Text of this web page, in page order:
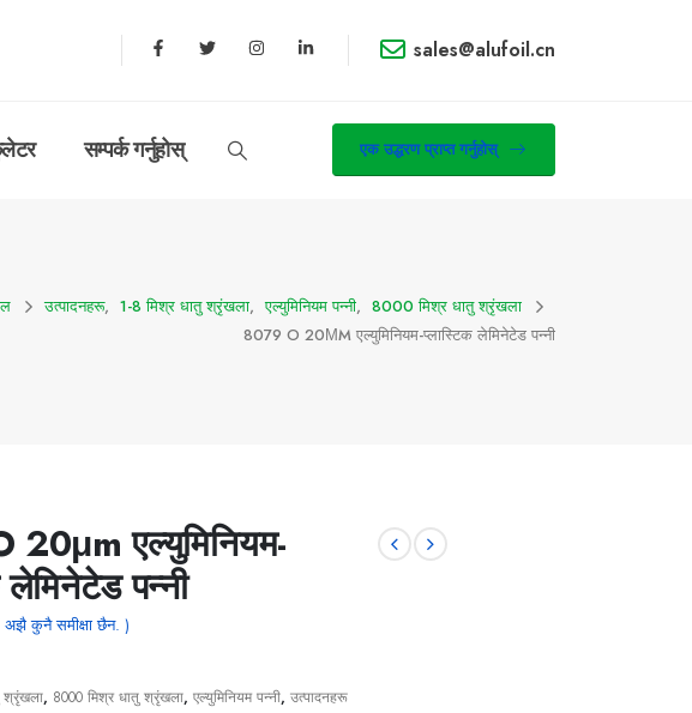
sales@alufoil.cn
सम्पर्क गर्नुहोस् एक उद्धरण प्राप्त गर्नुहोस्
उत्पादनहरू, 1-8 मिश्र धातु श्रृंखला, एल्युमिनियम पन्नी, 8000 मिश्र धातु श्रृंखला
8079 O 20ΜM एल्युमिनियम-प्लास्टिक लेमिनेटेड पन्नी
एल्युमिनियम-
पन्नी
अझै कुनै समीक्षा छैन. )
श्रृंखला, 8000 मिश्र धातु श्रृंखला, एल्युमिनियम पन्नी, उत्पादनहरू